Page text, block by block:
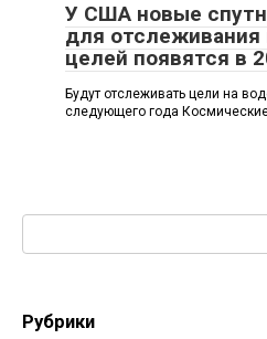
У США новые
для
целей появятся в
Будут отслеживать цели на
следующего года
Рубрики